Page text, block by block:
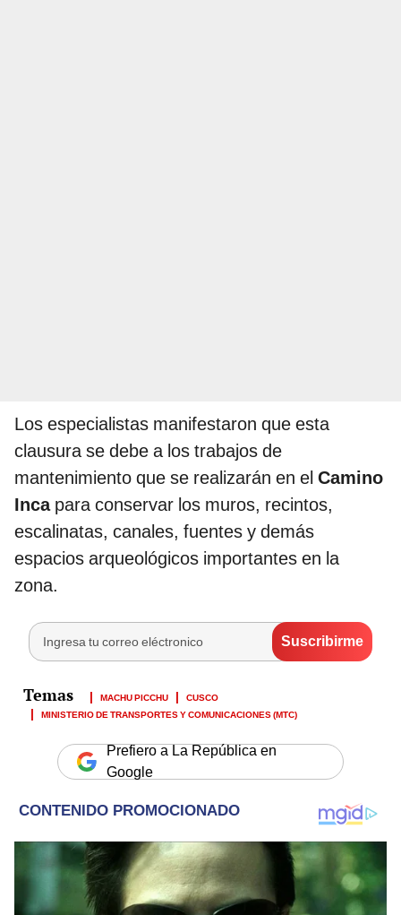
Los especialistas manifestaron que esta
clausura se debe a los trabajos de
mantenimiento que se realizarán en el Camino
Incapara conservar los muros, recintos,
escalinatas, canales, fuentes y demás
espacios arqueológicos importantes en la
zona.
MACHU PICCHU
CUSCO
MINISTERIO DE TRANSPORTES Y COMUNICACIONES (MTC)
Prefiero a La República en
Google